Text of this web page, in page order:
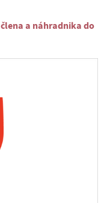
a náhradnika do